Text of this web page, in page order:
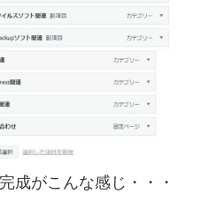
成がこんな感じ・・・